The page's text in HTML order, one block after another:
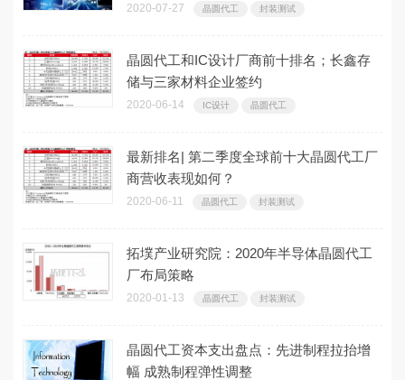
2020-07-27 晶圆代工 封装测试
晶圆代工和IC设计厂商前十排名；长鑫存
储与三家材料企业签约
2020-06-14 IC设计 晶圆代工
最新排名| 第二季度全球前十大晶圆代工厂
商营收表现如何？
2020-06-11 晶圆代工 封装测试
拓墣产业研究院：2020年半导体晶圆代工
厂布局策略
2020-01-13 晶圆代工 封装测试
晶圆代工资本支出盘点：先进制程拉抬增
幅 成熟制程弹性调整